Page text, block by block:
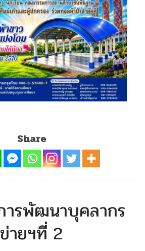
Share
ารพัฒนาบุคลากร
ายฯที่ 2